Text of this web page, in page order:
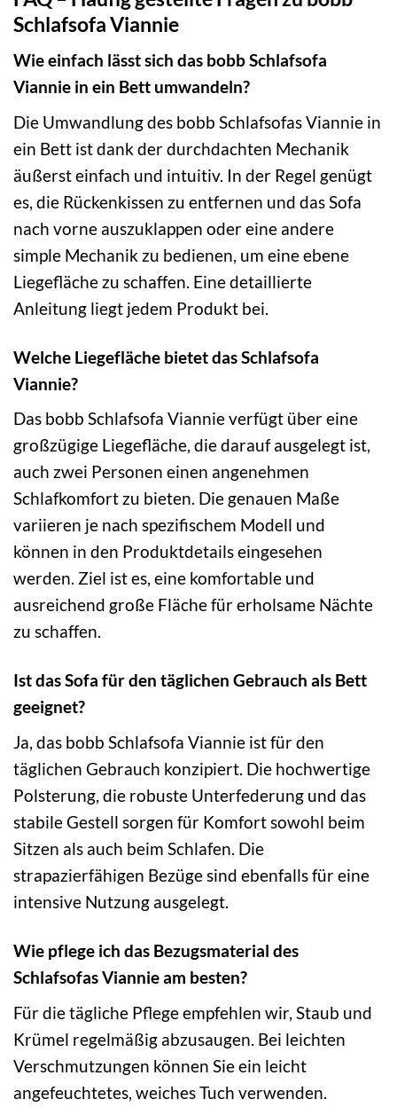
Schlafsofa Viannie
Wie einfach lässt sich das bobb Schlafsofa
Viannie in ein Bett umwandeln?
Die Umwandlung des bobb Schlafsofas Viannie in
ein Bett ist dank der durchdachten Mechanik
äußerst einfach und intuitiv. In der Regel genügt
es, die Rückenkissen zu entfernen und das Sofa
nach vorne auszuklappen oder eine andere
simple Mechanik zu bedienen, um eine ebene
Liegefläche zu schaffen. Eine detaillierte
Anleitung liegt jedem Produkt bei.
Welche Liegefläche bietet das Schlafsofa
Viannie?
Das bobb Schlafsofa Viannie verfügt über eine
großzügige Liegefläche, die darauf ausgelegt ist,
auch zwei Personen einen angenehmen
Schlafkomfort zu bieten. Die genauen Maße
variieren je nach spezifischem Modell und
können in den Produktdetails eingesehen
werden. Ziel ist es, eine komfortable und
ausreichend große Fläche für erholsame Nächte
zu schaffen.
Ist das Sofa für den täglichen Gebrauch als Bett
geeignet?
Ja, das bobb Schlafsofa Viannie ist für den
täglichen Gebrauch konzipiert. Die hochwertige
Polsterung, die robuste Unterfederung und das
stabile Gestell sorgen für Komfort sowohl beim
Sitzen als auch beim Schlafen. Die
strapazierfähigen Bezüge sind ebenfalls für eine
intensive Nutzung ausgelegt.
Wie pflege ich das Bezugsmaterial des
Schlafsofas Viannie am besten?
Für die tägliche Pflege empfehlen wir, Staub und
Krümel regelmäßig abzusaugen. Bei leichten
Verschmutzungen können Sie ein leicht
angefeuchtetes, weiches Tuch verwenden.